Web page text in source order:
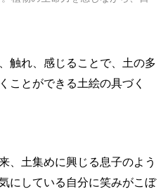
触れ、感じることで、土の多
ことができる土絵の具づく
、土集めに興じる息子のよう
にしている自分に笑みがこぼ